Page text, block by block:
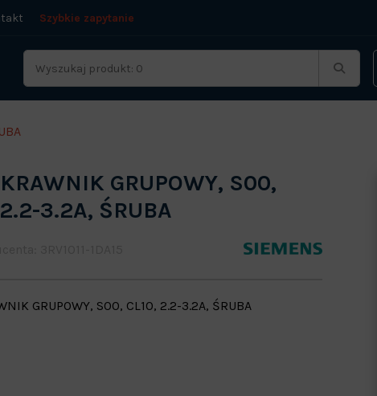
Szybkie zapytanie
GRUPOWY, S00,
3.2A, ŚRUBA
GRUPOWY, S00, CL10, 2.2-3.2A, ŚRUBA